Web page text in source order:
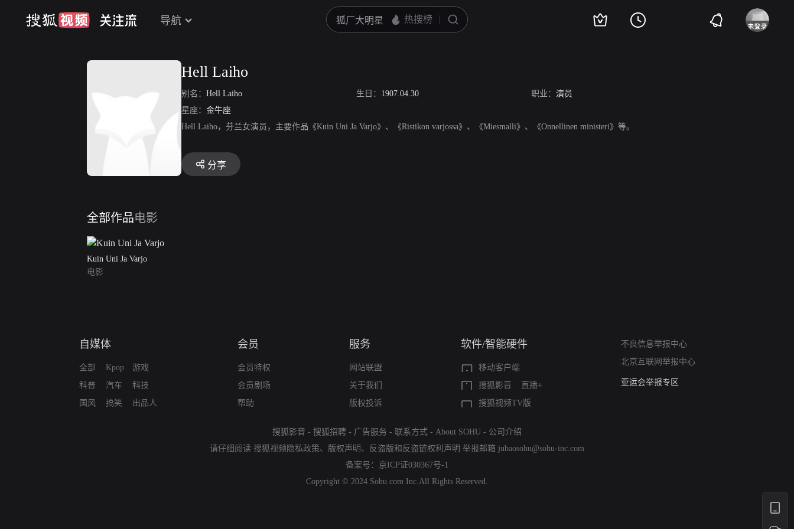
导航
Hell Laiho
别名： Hell Laiho 生日： 1907.04.30 职业： 演员
星座： 金牛座
Hell Laiho，芬兰女演员，主要作品《Kuin Uni Ja Varjo》、《Ristikon varjossa》、《Miesmalli》、《Onnellinen ministeri》等。
分享
全部作品电影
Kuin Uni Ja Varjo
电影
自媒体
全部
科普
国风
Kpop
汽车
搞笑
游戏
科技
出品人
会员
会员特权
会员剧场
帮助
服务
网站联盟
关于我们
版权投诉
软件/智能硬件
移动客户端
搜狐影音
直播+
搜狐视频TV版
不良信息举报中心
北京互联网举报中心
12318 文化市场举报
算法推荐专项举报
涉历史虚无举报
搜狐影音 - 搜狐招聘 - 广告服务 - 联系方式 - About SOHU - 公司介绍
请仔细阅读 搜狐视频隐私政策、 版权声明 、 反盗版和反盗链权利声明 举报邮箱 jubaosohu@sohu-inc.com
备案号： 京ICP证030367号-1
Copyright © 2024 Sohu.com Inc.All Rights Reserved.